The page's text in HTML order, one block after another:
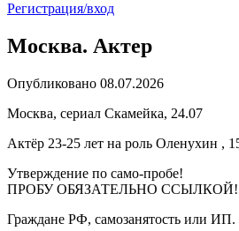
Регистрация/вход
Москва. Актер
Опубликовано 08.07.2026
Москва, сериал Скамейка, 24.07
Актёр 23-25 лет на роль Оленухин ,
Утверждение по само-пробе!
ПРОБУ ОБЯЗАТЕЛЬНО
Граждане РФ, самозанятость или ИП.